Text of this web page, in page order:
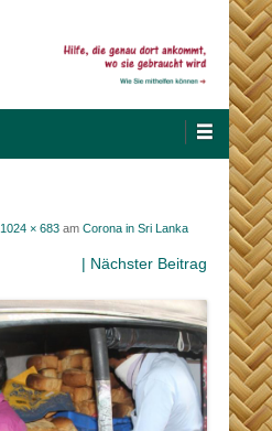
1024 × 683 am Corona in Sri Lanka
| Nächster Beitrag